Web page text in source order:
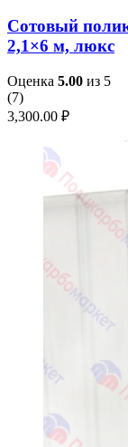
Сотовый
2,1×6 м, люкс
Оценка 5.00 из 5
(7)
3,300.00 ₽